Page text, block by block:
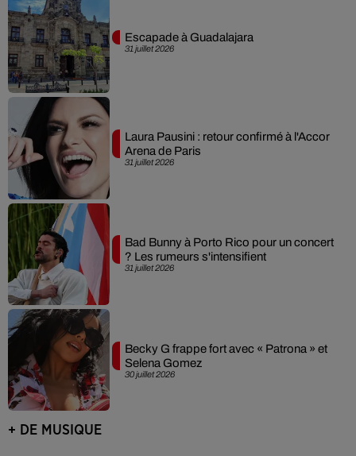
31 juillet 2026
Escapade à Guadalajara
31 juillet 2026
Laura Pausini : retour confirmé à l'Accor
Arena de Paris
31 juillet 2026
Bad Bunny à Porto Rico pour un concert
? Les rumeurs s'intensifient
30 juillet 2026
Becky G frappe fort avec « Patrona » et
Selena Gomez
+ DE MUSIQUE